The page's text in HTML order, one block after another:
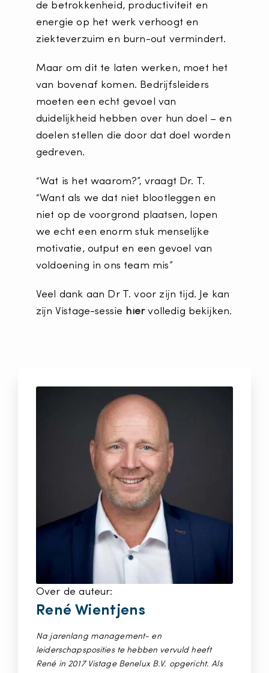
de betrokkenheid, productiviteit en
energie op het werk verhoogt en
ziekteverzuim en burn-out vermindert.
Maar om dit te laten werken, moet het
van bovenaf komen. Bedrijfsleiders
moeten een echt gevoel van
duidelijkheid hebben over hun doel – en
doelen stellen die door dat doel worden
gedreven.
“Wat is het waarom?”, vraagt Dr. T.
“Want als we dat niet blootleggen en
niet op de voorgrond plaatsen, lopen
we echt een enorm stuk menselijke
motivatie, output en een gevoel van
voldoening in ons team mis”
Veel dank aan Dr T. voor zijn tijd. Je kan
zijn Vistage-sessie hiervolledig bekijken.
Over de auteur:
René Wientjens
Na jarenlang management- en
leiderschapsposities te hebben vervuld heeft
René in 2017 Vistage Benelux B.V. opgericht. Als